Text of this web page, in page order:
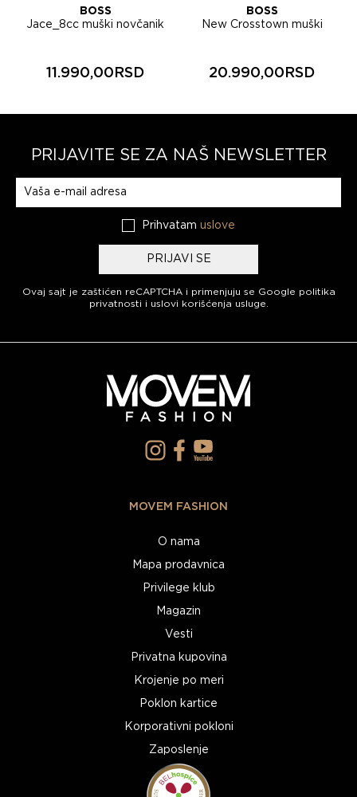
BOSS
Jace_8cc muški novčanik
11.990,00RSD
BOSS
New Crosstown muški
20.990,00RSD
PRIJAVITE SE ZA NAŠ NEWSLETTER
Prihvatam uslove
PRIJAVI SE
Ovaj sajt je zaštićen reCAPTCHA i primenjuju se Google politika
privatnosti i uslovi korišćenja usluge
MOVEM FASHION
O nama
Mapa prodavnica
Privilege klub
Magazin
Vesti
Privatna kupovina
Krojenje po meri
Poklon kartice
Korporativni pokloni
Zaposlenje